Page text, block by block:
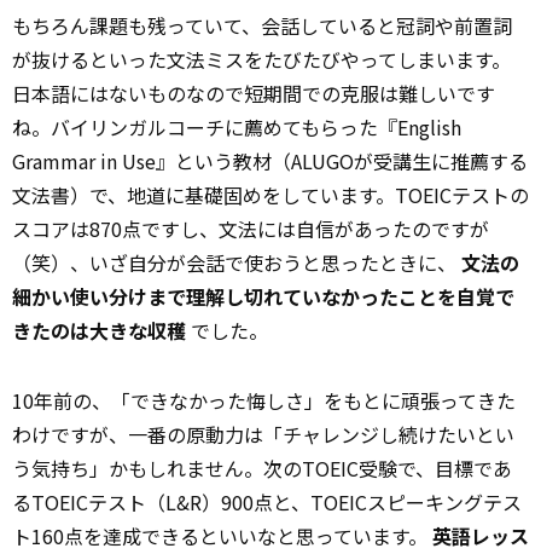
もちろん課題も残っていて、会話していると冠詞や前置詞
が抜けるといった文法ミスをたびたびやってしまいます。
日本語にはないものなので短期間での克服は難しいです
ね。バイリンガルコーチに薦めてもらった『English
Grammar in Use』という教材（ALUGOが受講生に推薦する
文法書）で、地道に基礎固めをしています。TOEICテストの
スコアは870点ですし、文法には自信があったのですが
（笑）、いざ自分が会話で使おうと思ったときに、 文法の
細かい使い分けまで理解し切れていなかったことを自覚で
きたのは大きな収穫 でした。
10年前の、「できなかった悔しさ」をもとに頑張ってきた
わけですが、一番の原動力は「チャレンジし続けたいとい
う気持ち」かもしれません。次のTOEIC受験で、目標であ
るTOEICテスト（L&R）900点と、TOEICスピーキングテス
ト160点を達成できるといいなと思っています。 英語レッス